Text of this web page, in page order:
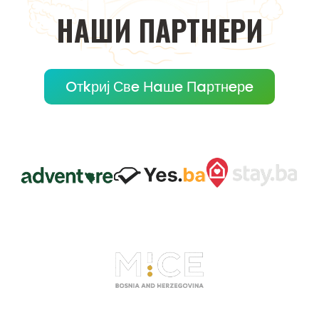
НAШИ ПAРТНEРИ
Oтkриј Свe Нaшe Пaртнeрe